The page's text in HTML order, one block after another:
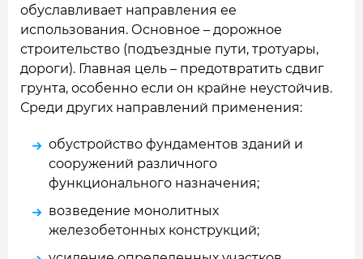
обуславливает направления ее
использования. Основное – дорожное
строительство (подъездные пути, тротуары,
дороги). Главная цель – предотвратить сдвиг
грунта, особенно если он крайне неустойчив.
Среди других направлений применения:
обустройство фундаментов зданий и
сооружений различного
функционального назначения;
возведение монолитных
железобетонных конструкций;